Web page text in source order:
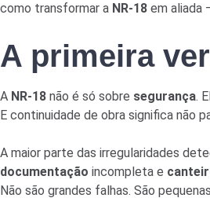
como transformar a NR-18 em aliada
A primeira
A NR-18 não é só sobre segurança.
E continuidade de obra significa não
A maior parte das irregularidades
documentação incompleta e
Não são grandes falhas. São